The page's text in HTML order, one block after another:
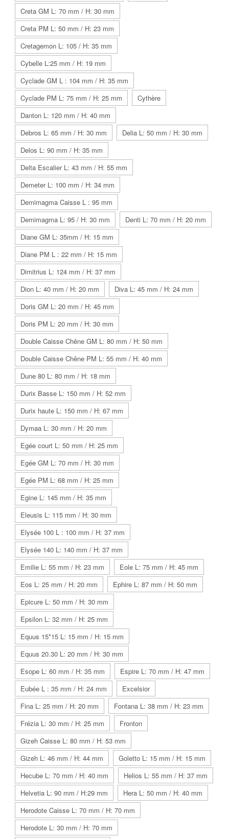
Creta GM L: 70 mm / H: 30 mm
Creta PM L: 50 mm / H: 23 mm
Cretagemon L: 105 / H: 35 mm
Cybelle L:25 mm / H: 19 mm
Cyclade GM L : 104 mm / H: 35 mm
Cyclade PM L: 75 mm / H: 25 mm
Cythère
Danton L: 120 mm / H: 40 mm
Debros L: 65 mm / H: 30 mm
Delia L: 50 mm / H: 30 mm
Delos L: 90 mm / H: 35 mm
Delta Escalier L: 43 mm / H: 55 mm
Demeter L: 100 mm / H: 34 mm
Demimagma Caisse L : 95 mm
Demimagma L: 95 / H: 30 mm
Denti L: 70 mm / H: 20 mm
Diane GM L: 35mm / H: 15 mm
Diane PM L : 22 mm / H: 15 mm
Dimitrius L: 124 mm / H: 37 mm
Dion L: 40 mm / H: 20 mm
Diva L: 45 mm / H: 24 mm
Doris GM L: 20 mm / H: 45 mm
Doris PM L: 20 mm / H: 30 mm
Double Caisse Chêne GM L: 80 mm / H: 50 mm
Double Caisse Chêne PM L: 55 mm / H: 40 mm
Dune 80 L: 80 mm / H: 18 mm
Durix Basse L: 150 mm / H: 52 mm
Durix haute L: 150 mm / H: 67 mm
Dymaa L: 30 mm / H: 20 mm
Egée court L: 50 mm / H: 25 mm
Egée GM L: 70 mm / H: 30 mm
Egée PM L: 68 mm / H: 25 mm
Egine L: 145 mm / H: 35 mm
Eleusis L: 115 mm / H: 30 mm
Elysée 100 L : 100 mm / H: 37 mm
Elysée 140 L: 140 mm / H: 37 mm
Emilie L: 55 mm / H: 23 mm
Eole L: 75 mm / H: 45 mm
Eos L: 25 mm / H: 20 mm
Ephire L: 87 mm / H: 50 mm
Epicure L: 50 mm / H: 30 mm
Epsilon L: 32 mm / H: 25 mm
Equus 15*15 L: 15 mm / H: 15 mm
Equus 20.30 L: 20 mm / H: 30 mm
Esope L: 60 mm / H: 35 mm
Espire L: 70 mm / H: 47 mm
Eubée L : 35 mm / H: 24 mm
Excelsior
Fina L: 25 mm / H: 20 mm
Fontana L: 38 mm / H: 23 mm
Frézia L: 30 mm / H: 25 mm
Fronton
Gizeh Caisse L: 80 mm / H: 53 mm
Gizeh L: 46 mm / H: 44 mm
Goletto L: 15 mm / H: 15 mm
Hecube L: 70 mm / H: 40 mm
Helios L: 55 mm / H: 37 mm
Helvetia L: 90 mm / H:29 mm
Hera L: 50 mm / H: 40 mm
Herodote Caisse L: 70 mm / H: 70 mm
Herodote L: 30 mm / H: 70 mm